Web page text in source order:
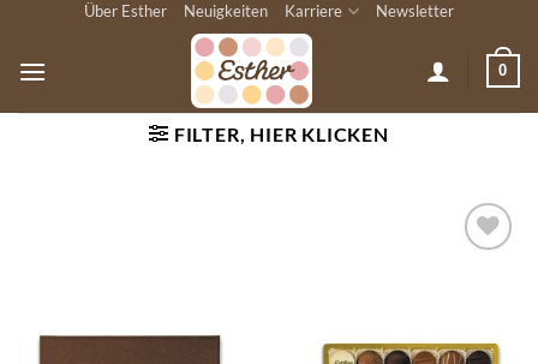
springen
Über Esther Neuigkeiten Karriere Newsletter
0
FILTER, HIER KLICKEN